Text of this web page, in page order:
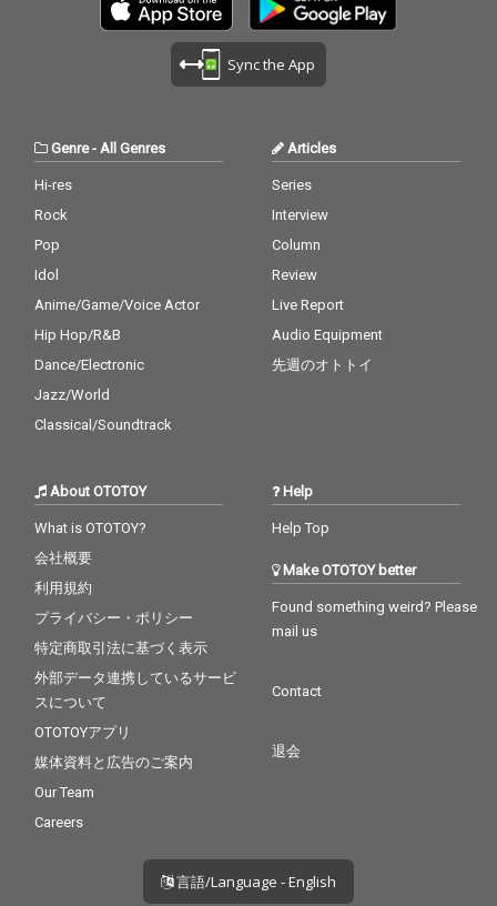
Sync the App
Genre-All Genres
Hi-res
Rock
Pop
Idol
Anime/Game/Voice Actor
Hip Hop/R&B
Dance/Electronic
Jazz/World
Classical/Soundtrack
Articles
Series
Interview
Column
Review
Live Report
Audio Equipment
先週のオトトイ
About OTOTOY
What is OTOTOY?
会社概要
利用規約
プライバシー・ポリシー
特定商取引法に基づく表示
外部データ連携しているサービ
スについて
OTOTOYアプリ
媒体資料と広告のご案内
Our Team
Careers
Help
Help Top
Make OTOTOY better
Found something weird? Please
mail us
Contact
退会
言語/Language - English